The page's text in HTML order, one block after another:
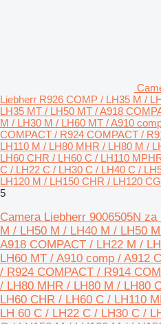
Liebherr R926 COMP / LH35 M /
LH35 MT / LH50 MT / A918
M / LH30 M / LH60 MT / A910
COMPACT / R924 COMPACT /
LH110 M / LH80 MHR / LH80 M /
LH60 CHR / LH60 C / LH110
C / LH22 C / LH30 C / LH40 C /
LH120 M / LH150 CHR / LH120
5
Camera Liebherr 9006505N
M / LH50 M / LH40 M / LH50
A918 COMPACT / LH22 M /
LH60 MT / A910 comp / A912
/ R924 COMPACT / R914
/ LH80 MHR / LH80 M / LH80
LH60 CHR / LH60 C / LH110
LH 60 C / LH22 C / LH30 C /